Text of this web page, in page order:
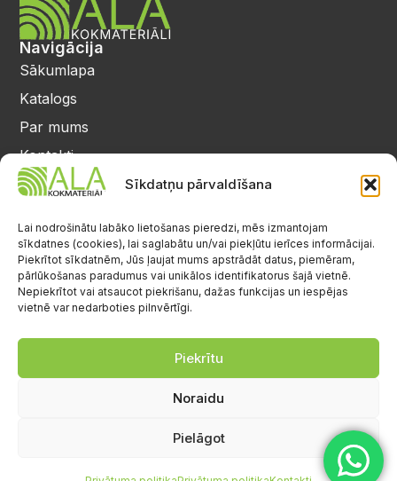
Sīkdatņu pārvaldīšana
Lai nodrošinātu labāko lietošanas pieredzi, mēs izmantojam
sīkdatnes (cookies), lai saglabātu un/vai piekļūtu ierīces informācijai.
Piekrītot sīkdatnēm, Jūs ļaujat mums apstrādāt datus, piemēram,
pārlūkošanas paradumus vai unikālos identifikatorus šajā vietnē.
Nepiekrītot vai atsaucot piekrišanu, dažas funkcijas un iespējas
vietnē var nedarboties pilnvērtīgi.
Piekrītu
Noraidu
Pielāgot
Navigācija
Sākumlapa
Katalogs
Par mums
Kontakti
Privātuma politika
25 64 17 98
info@alalignea.lv
Daugavas iela 28, Mārupe
Facebook
S.-Sv.: brīvs